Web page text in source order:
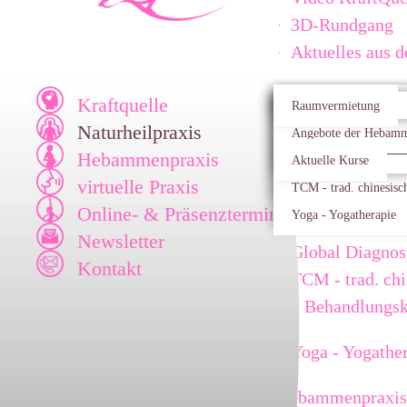
Kraftquelle
Praxis Informationen
Video KraftQuelle
3D-Rundgang
Aktuelles aus der
Naturheilpraxis
Naturheilkundiges
Funktionelle Medizin
Global Diagnostic
TCM - trad.
Yoga - Yogatherapie
Hebammenpraxis
Allgemeine
Angebote der
Aktuelle Kurse
virtuelle Praxis
Online- & Präsenztermine
Newsletter
Kontakt
Raumvermietung
3D-Rundgang
Aktuelles aus
Naturheilpraxis
Funktionelle
Global
TCM - trad.
Yoga -
Hebammenpraxis